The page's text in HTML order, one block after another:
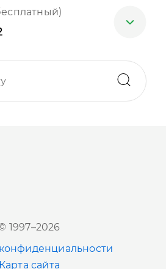
1997–2026
Карта сайта
51